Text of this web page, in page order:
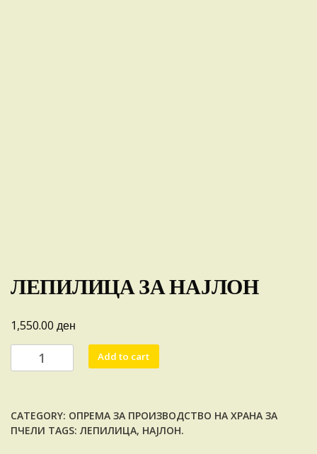
ЛЕПИЛИЦА ЗА НАЈЛОН
1,550.00 ден
ЛЕПИЛИЦА
ЗА
Add to cart
CATEGORY: ОПРЕМА ЗА ПРОИЗВОДСТВО НА ХРАНА ЗА
ПЧЕЛИ TAGS: ЛЕПИЛИЦА, НАЈЛОН.